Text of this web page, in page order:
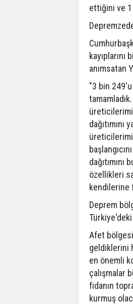
ettiğini ve
anımsatan
"3 bin 249'u
özellikleri
kendilerine
Deprem
Afet
geldiklerini
en önemli
çalışmalar
fidanın
kurmuş